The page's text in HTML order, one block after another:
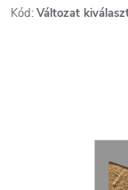
Kód: Változat